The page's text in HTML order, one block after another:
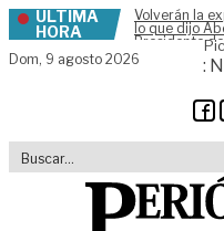
Skip to content
ÚLTIMA
HORA
Volverán la
lo que dijo
Presidente
Dom, 9 agosto 2026 :